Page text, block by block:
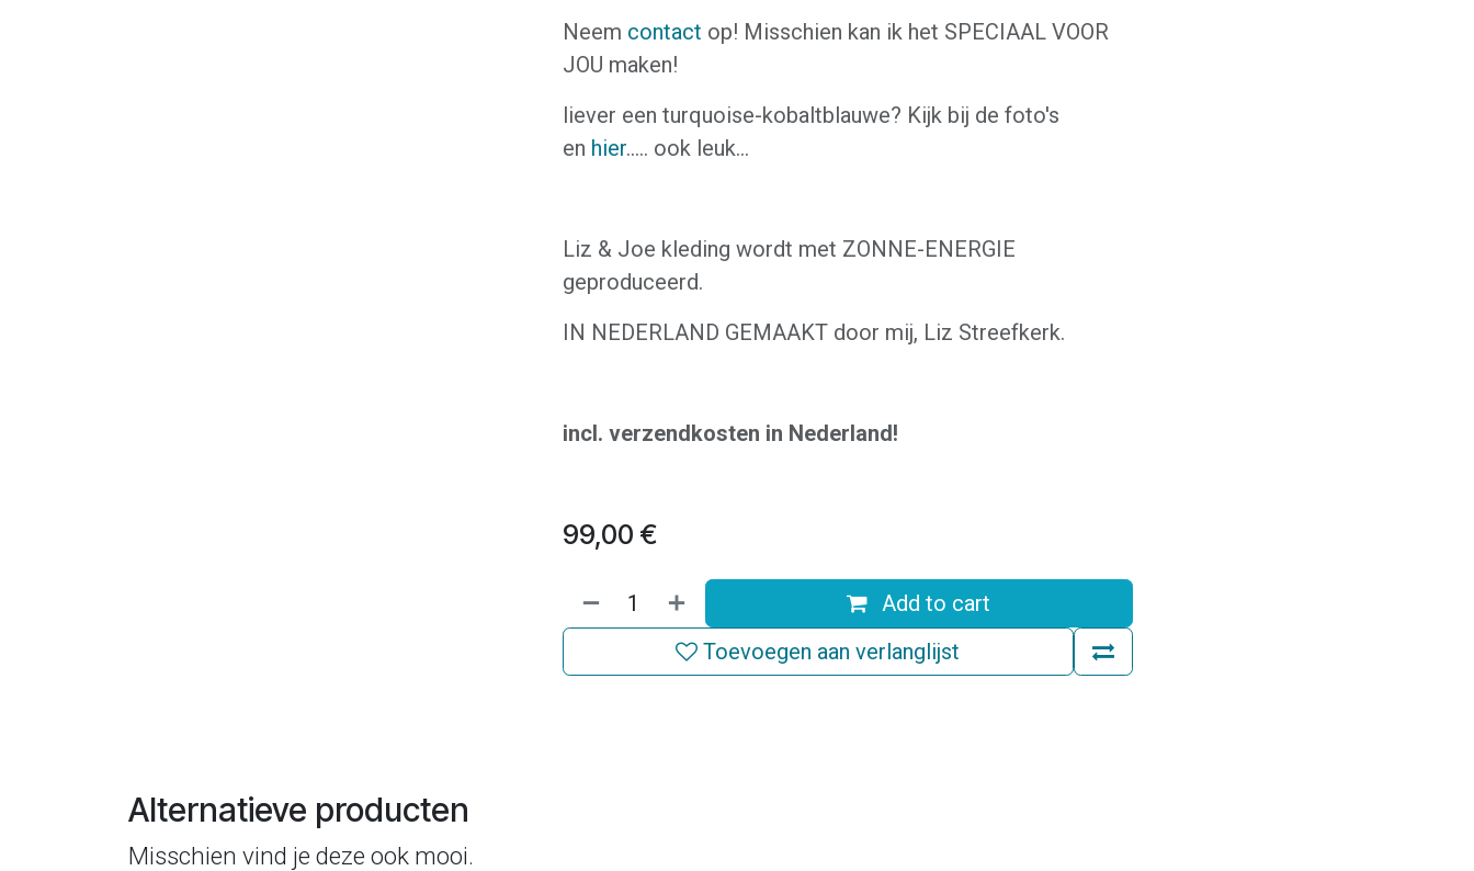
Neem contact op! Misschien kan ik het SPECIAAL VOOR
JOU maken!
liever een turquoise-kobaltblauwe? Kijk bij de foto's
en hier..... ook leuk...
Liz & Joe kleding wordt met ZONNE-ENERGIE
geproduceerd.
IN NEDERLAND GEMAAKT door mij, Liz Streefkerk.
incl. verzendkosten in Nederland!
99,00 €
Add to cart
Toevoegen aan verlanglijst
Alternatieve producten
Misschien vind je deze ook mooi.